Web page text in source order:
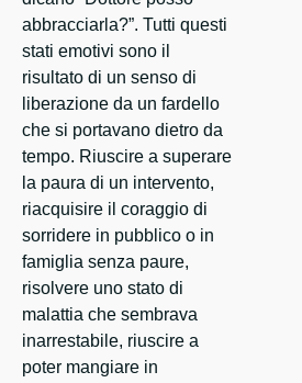
abbracciarla?”. Tutti questi
stati emotivi sono il
risultato di un senso di
liberazione da un fardello
che si portavano dietro da
tempo. Riuscire a superare
la paura di un intervento,
riacquisire il coraggio di
sorridere in pubblico o in
famiglia senza paure,
risolvere uno stato di
malattia che sembrava
inarrestabile, riuscire a
poter mangiare in